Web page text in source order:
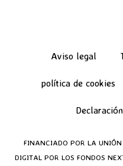
Aviso legal
política de cookies
FINANCIADO POR LA
DIGITAL POR LOS FONDOS